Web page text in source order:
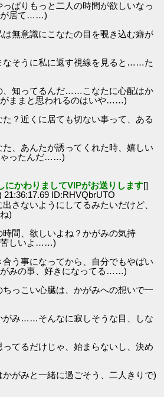
ぱりもっと二人の時間が欲しいなっ
が居て……)
無意識にこなたの目を覗き込む癖が
なそうに私に返す視線を見ると……た
、知ってるんだ……こなたに心配はか
ままと思われるのはいや……)
？近くに居ても切ない事って、ある
、あんたが誘ってくれた時、嬉しい
ゃったんだ……)
にかわりましてVIPがお送りします[]
21:36:17.69 ID:RHVQbrUTO
さないようにしてるみたいだけど、
)
時間、欲しいよね？かがみの気持
しいよ……)
合う事になってから、自分でもやばい
がみの事、好きになってる……)
ちっこい心臓は、かがみへの想いで一
み……そんなに寂しそうな目、しな
てるだけじゃ、始まらないし、決め
かがみと一緒に過ごそう、二人きりで)